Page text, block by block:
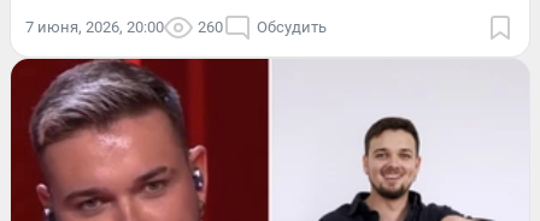
7 июня, 2026, 20:00 260 Обсудить